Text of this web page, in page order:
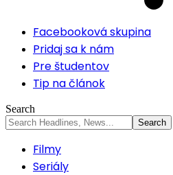
Facebooková skupina
Pridaj sa k nám
Pre študentov
Tip na článok
Search
Filmy
Seriály